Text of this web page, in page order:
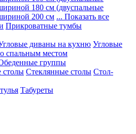
180 см (двуспальные
200 см ... Показать все
Прикроватные тумбы
диваны на кухню Угловые
спальным местом
группы
столы Стеклянные столы Стол-
Табуреты